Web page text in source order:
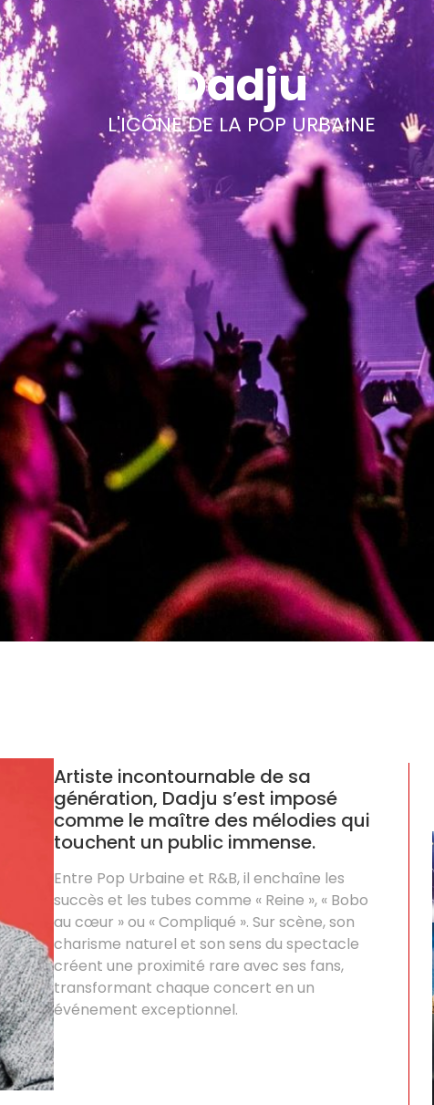
Dadju
L'ICÔNE DE LA POP URBAINE
Artiste incontournable de sa
génération, Dadju s’est imposé
comme le maître des mélodies qui
touchent un public immense.
Entre Pop Urbaine et R&B, il enchaîne les
succès et les tubes comme « Reine », « Bobo
au cœur » ou « Compliqué ». Sur scène, son
charisme naturel et son sens du spectacle
créent une proximité rare avec ses fans,
transformant chaque concert en un
événement exceptionnel.